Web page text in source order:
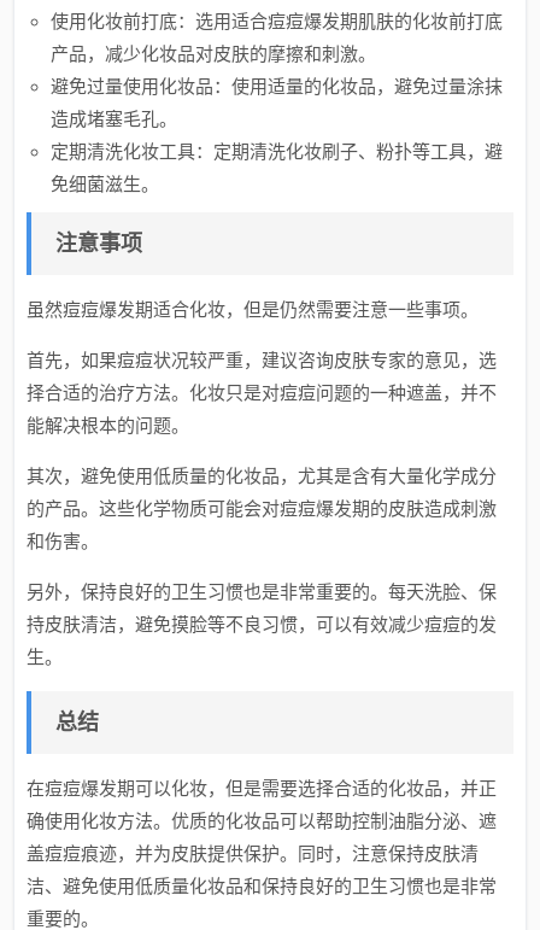
使用化妆前打底：选用适合痘痘爆发期肌肤的化妆前打底
产品，减少化妆品对皮肤的摩擦和刺激。
避免过量使用化妆品：使用适量的化妆品，避免过量涂抹
造成堵塞毛孔。
定期清洗化妆工具：定期清洗化妆刷子、粉扑等工具，避
免细菌滋生。
注意事项
虽然痘痘爆发期适合化妆，但是仍然需要注意一些事项。
首先，如果痘痘状况较严重，建议咨询皮肤专家的意见，选
择合适的治疗方法。化妆只是对痘痘问题的一种遮盖，并不
能解决根本的问题。
其次，避免使用低质量的化妆品，尤其是含有大量化学成分
的产品。这些化学物质可能会对痘痘爆发期的皮肤造成刺激
和伤害。
另外，保持良好的卫生习惯也是非常重要的。每天洗脸、保
持皮肤清洁，避免摸脸等不良习惯，可以有效减少痘痘的发
生。
总结
在痘痘爆发期可以化妆，但是需要选择合适的化妆品，并正
确使用化妆方法。优质的化妆品可以帮助控制油脂分泌、遮
盖痘痘痕迹，并为皮肤提供保护。同时，注意保持皮肤清
洁、避免使用低质量化妆品和保持良好的卫生习惯也是非常
重要的。